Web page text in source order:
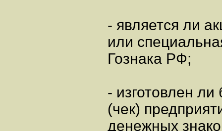
- является ли
или
Гознака РФ;
- изготовлен ли
(чек)
денежных